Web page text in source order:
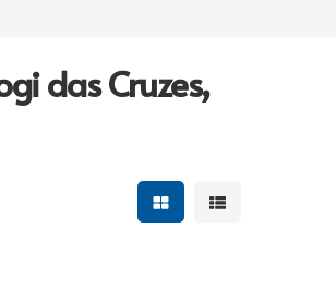
das Cruzes,
Mostrar resultados
Mostrar